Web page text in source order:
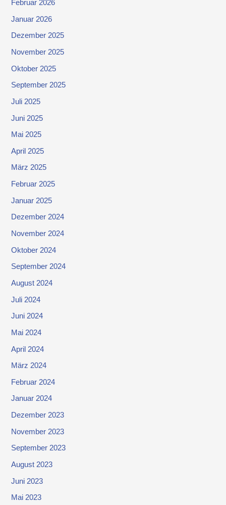
Februar 2026
Januar 2026
Dezember 2025
November 2025
Oktober 2025
September 2025
Juli 2025
Juni 2025
Mai 2025
April 2025
März 2025
Februar 2025
Januar 2025
Dezember 2024
November 2024
Oktober 2024
September 2024
August 2024
Juli 2024
Juni 2024
Mai 2024
April 2024
März 2024
Februar 2024
Januar 2024
Dezember 2023
November 2023
September 2023
August 2023
Juni 2023
Mai 2023